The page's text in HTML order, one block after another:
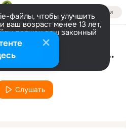
Войти
файлы, чтобы улучшить
ваш возраст менее 13 лет,
должен ваш законный
информации
Он тебя целует [ soundtrack из кф. Елки 2 (Елки 2012)]
S.S.C.
Слушать